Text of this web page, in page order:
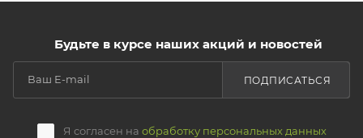
Будьте в курсе наших акций и новостей
Я согласен на обработку персональных данных
ПОДПИСАТЬСЯ